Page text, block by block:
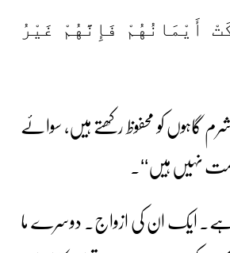
مَا مَلَكَتْ أَيْمَانُهُمْ فَإِنَّهُمْ غَيْرُ
گاہوں کو محفوظ رکھتے ہیں، سوائے
نہیں ہیں‘‘۔
ہے۔ ایک ان کی ازواج۔ دوسرے ما